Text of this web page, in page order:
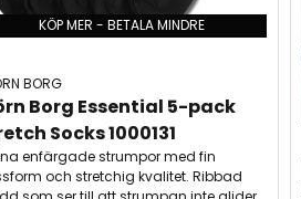
KÖP MER - BETALA MINDRE
BORG
Borg Essential 5-pack
Socks 1000131
enfärgade strumpor med fin
och stretchig kvalitet. Ribbad